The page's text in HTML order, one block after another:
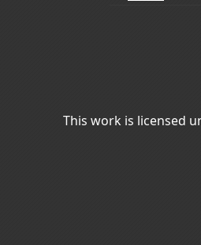
This work is licensed